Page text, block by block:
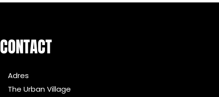
CONTACT
Adres
The Urban Village